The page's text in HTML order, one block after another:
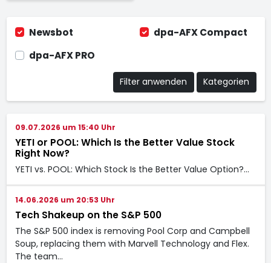
Newsbot
dpa-AFX Compact
dpa-AFX PRO
Filter anwenden Kategorien
09.07.2026 um 15:40 Uhr
YETI or POOL: Which Is the Better Value Stock
Right Now?
YETI vs. POOL: Which Stock Is the Better Value Option?…
14.06.2026 um 20:53 Uhr
Tech Shakeup on the S&P 500
The S&P 500 index is removing Pool Corp and Campbell
Soup, replacing them with Marvell Technology and Flex.
The team…